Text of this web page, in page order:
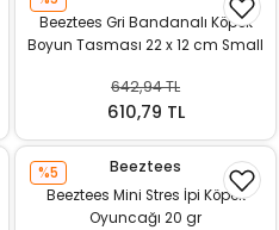
Beeztees Gri Bandanalı Köpek
Boyun Tasması 22 x 12 cm Small
642,94 TL
610,79 TL
%5
Beeztees
Beeztees Mini Stres İpi Köpek
Oyuncağı 20 gr